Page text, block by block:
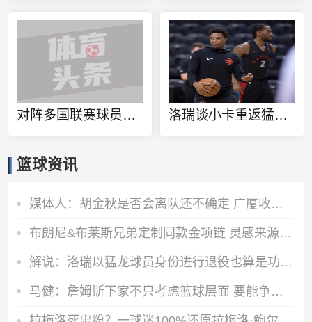
对阵多国联赛球员！徐杰和张博源相约美国高质量野球局 洛瑞谈小卡重返猛龙：球队想再夺一个冠军 这一切都将从小卡开始
篮球资讯
媒体人：胡金秋是否会离队还不确定 广厦收到一些报价 且金额不低
布朗尼&布莱斯兄弟定制同款金项链 灵感来源于兄弟之情
解说：洛瑞以猛龙球员身份进行退役也算是功成身退、落叶归根了
马健：詹姆斯下家不只考虑篮球层面 要能争冠&薪资合适&跟老板熟